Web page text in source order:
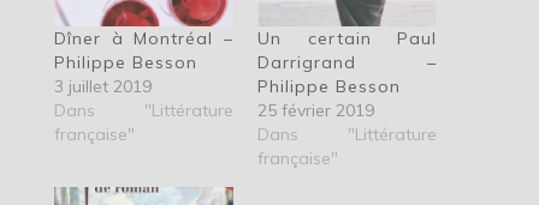
Dîner à Montréal –
Philippe Besson
3 juillet 2019
Dans "Littérature
française"
Un certain Paul
Darrigrand –
Philippe Besson
25 février 2019
Dans "Littérature
française"